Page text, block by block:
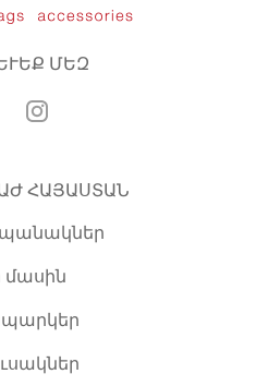
ՄԵԶ
ՀԱՅԱՍՏԱՆ
մասին